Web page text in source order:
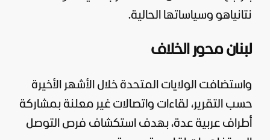
نتانياهو وسياساتها الحالية.
لبنان محور الخلاف
واستضافت الولايات المتحدة خلال الأشهر الأخيرة
حسب التقرير، لقاءات واتصالات غير معلنة بمشاركة
أطراف عربية عدة، بهدف استكشاف فرص التوصل